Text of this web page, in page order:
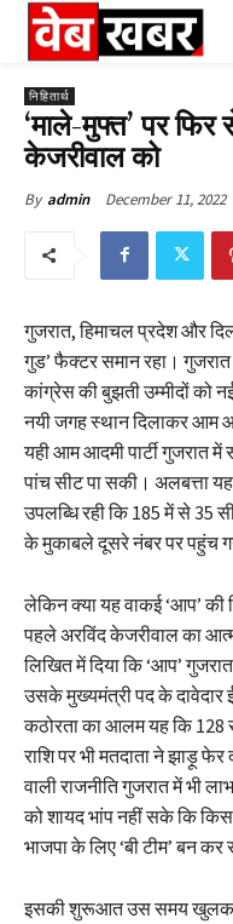
निहितार्थ
‘माले-मुफ्त’ पर फिर
केजरीवाल को
By admin December 11, 2022
गुजरात, हिमाचल प्रदेश और
गुड’ फैक्टर समान रहा। गुजरात
कांग्रेस की बुझती उम्मीदों को
नयी जगह स्थान दिलाकर आम
यही आम आदमी पार्टी गुजरात
पांच सीट पा सकी। अलबत्ता
उपलब्धि रही कि 185 में से 35
के मुकाबले दूसरे नंबर पर पहुंच
लेकिन क्या यह वाकई ‘आप’
पहले अरविंद केजरीवाल का
लिखित में दिया कि ‘आप’
उसके मुख्यमंत्री पद के दावेदार
कठोरता का आलम यह कि 128
राशि पर भी मतदाता ने झाड़ू
वाली राजनीति गुजरात में भी
को शायद भांप नहीं सके कि
भाजपा के लिए ‘बी टीम’ बन कर
इसकी शुरूआत उस समय खुलकर